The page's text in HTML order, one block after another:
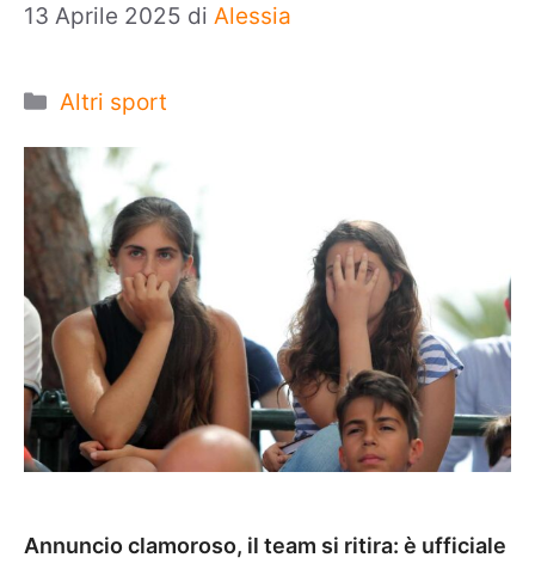
13 Aprile 2025 di Alessia
Categorie
Altri sport
Annuncio clamoroso, il team si ritira: è ufficiale